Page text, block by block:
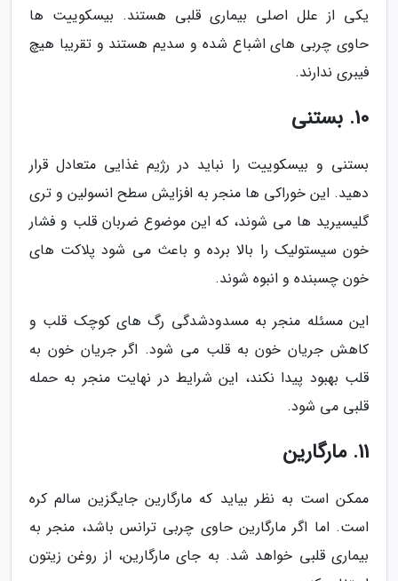
یکی از علل اصلی بیماری قلبی هستند. بیسکوییت ها
حاوی چربی های اشباع شده و سدیم هستند و تقریبا هیچ
فیبری ندارند.
10. بستنی
بستنی و بیسکوییت را نباید در رژیم غذایی متعادل قرار
دهید. این خوراکی ها منجر به افزایش سطح انسولین و تری
گلیسیرید ها می شوند، که این موضوع ضربان قلب و فشار
خون سیستولیک را بالا برده و باعث می شود پلاکت های
خون چسبنده و انبوه شوند.
این مسئله منجر به مسدودشدگی رگ های کوچک قلب و
کاهش جریان خون به قلب می شود. اگر جریان خون به
قلب بهبود پیدا نکند، این شرایط در نهایت منجر به حمله
قلبی می شود.
11. مارگارین
ممکن است به نظر بیاید که مارگارین جایگزین سالم کره
است. اما اگر مارگارین حاوی چربی ترانس باشد، منجر به
بیماری قلبی خواهد شد. به جای مارگارین، از روغن زیتون